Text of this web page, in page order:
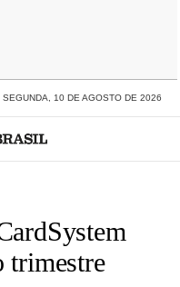
SEGUNDA, 10 DE AGOSTO DE 2026
trimestre